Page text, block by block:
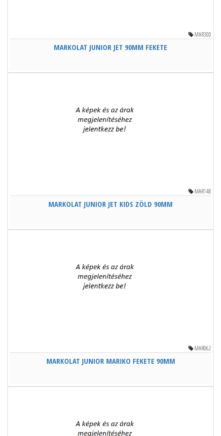
MAR300
MARKOLAT JUNIOR JET 90MM FEKETE
MAR148
MARKOLAT JUNIOR JET KIDS ZÖLD 90MM
MAR062
MARKOLAT JUNIOR MARIKO FEKETE 90MM